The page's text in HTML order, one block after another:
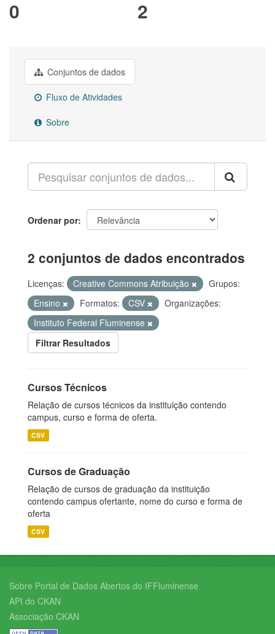
0 2
Conjuntos de dados
Fluxo de Atividades
Sobre
Ordenar por
2 conjuntos de dados encontrados
Licenças: Creative Commons Atribuição
Grupos:
Ensino
Formatos: CSV
Organizações:
Instituto Federal Fluminense
Filtrar Resultados
Cursos Técnicos
Relação de cursos técnicos da instituição contendo
campus, curso e forma de oferta.
CSV
Cursos de Graduação
Relação de cursos de graduação da instituição
contendo campus ofertante, nome do curso e forma de
oferta
CSV
Sobre Portal de Dados Abertos do IFFluminense
API do CKAN
Associação CKAN